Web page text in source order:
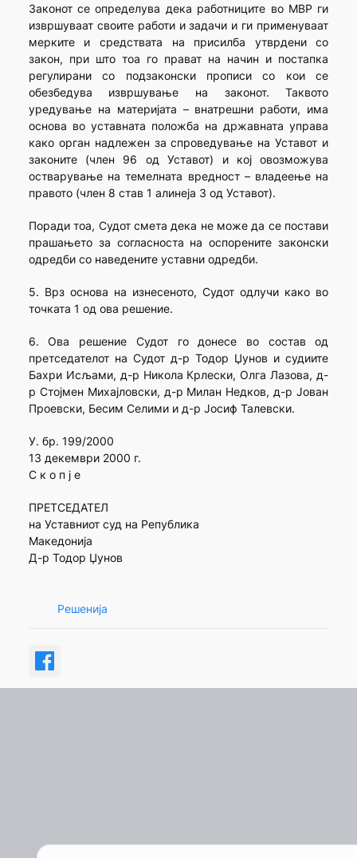
Законот се определува дека работниците во МВР ги
извршуваат своите работи и задачи и ги применуваат
мерките и средствата на присилба утврдени со
закон, при што тоа го прават на начин и постапка
регулирани со подзаконски прописи со кои се
обезбедува извршување на законот. Таквото
уредување на материјата – внатрешни работи, има
основа во уставната положба на државната управа
како орган надлежен за спроведување на Уставот и
законите (член 96 од Уставот) и кој овозможува
остварување на темелната вредност – владеење на
правото (член 8 став 1 алинеја 3 од Уставот).
Поради тоа, Судот смета дека не може да се постави
прашањето за согласноста на оспорените законски
одредби со наведените уставни одредби.
5. Врз основа на изнесеното, Судот одлучи како во
точката 1 од ова решение.
6. Ова решение Судот го донесе во состав од
претседателот на Судот д-р Тодор Џунов и судиите
Бахри Исљами, д-р Никола Крлески, Олга Лазова, д-
р Стојмен Михајловски, д-р Милан Недков, д-р Јован
Проевски, Бесим Селими и д-р Јосиф Талевски.
У. бр. 199/2000
13 декември 2000 г.
С к о п ј е
ПРЕТСЕДАТЕЛ
на Уставниот суд на Република
Македонија
Д-р Тодор Џунов
Решенија